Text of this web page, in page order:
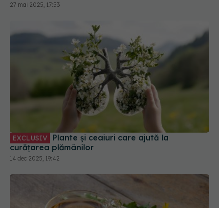
27 mai 2025, 17:53
EXCLUSIV
curățarea plămânilor
14 dec 2025, 19:42